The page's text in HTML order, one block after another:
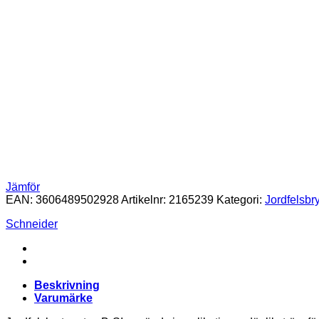
Jämför
EAN: 3606489502928Artikelnr: 2165239 Kategori:
Schneider
Beskrivning
Varumärke